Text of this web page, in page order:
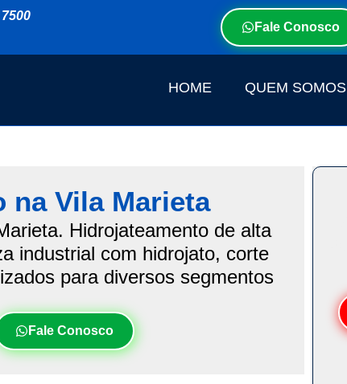
Fale Conosco
HOME QUEM SOMOS
na Vila Marieta
Hidrojateamento de alta
industrial com hidrojato, corte
para diversos segmentos
Fale Conosco